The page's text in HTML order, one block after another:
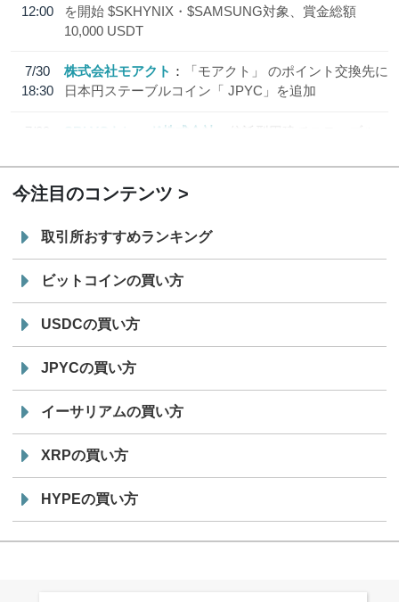
12:00
を開始 $SKHYNIX・$SAMSUNG対象、賞金総額
10,000 USDT
7/30
18:30
株式会社モアクト
「モアクト」 のポイント交換先に
日本円ステーブルコイン「 JPYC」を追加
7/29
SBI VCトレード株式会社
信託型円建てステーブル
今注目のコンテンツ
取引所おすすめランキング
ビットコインの買い方
USDCの買い方
JPYCの買い方
イーサリアムの買い方
XRPの買い方
HYPEの買い方